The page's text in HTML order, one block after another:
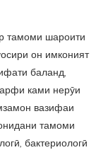
тамоми шароити
он имконият
баланд,
ками нерӯи
вазифаи
тамоми
бактериологӣ